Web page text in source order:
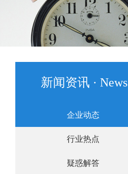
新闻资讯 · News
企业动态
行业热点
疑惑解答